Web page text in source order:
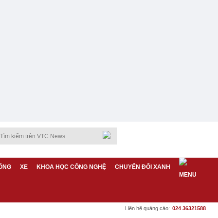
XE KHOA HỌC CÔNG NGHỆ CHUYỂN ĐỔI XANH
Liên hệ quảng cáo: 024 36321588